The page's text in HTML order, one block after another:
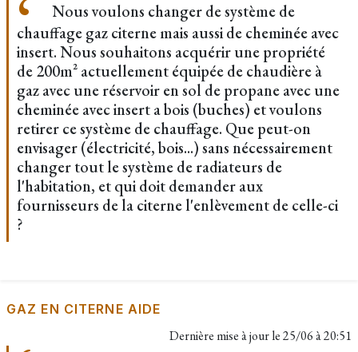
Nous voulons changer de système de
chauffage gaz citerne mais aussi de cheminée avec
insert. Nous souhaitons acquérir une propriété
de 200m² actuellement équipée de chaudière à
gaz avec une réservoir en sol de propane avec une
cheminée avec insert a bois (buches) et voulons
retirer ce système de chauffage. Que peut-on
envisager (électricité, bois...) sans nécessairement
changer tout le système de radiateurs de
l'habitation, et qui doit demander aux
fournisseurs de la citerne l'enlèvement de celle-ci
?
GAZ EN CITERNE AIDE
Dernière mise à jour le25/06 à 20:51